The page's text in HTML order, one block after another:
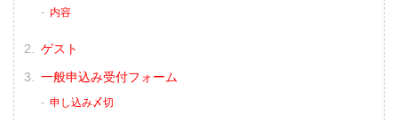
ノ巣』超強者・強者会員のみの先行受
内容
ゲスト
一般申込み受付フォーム
申し込み〆切